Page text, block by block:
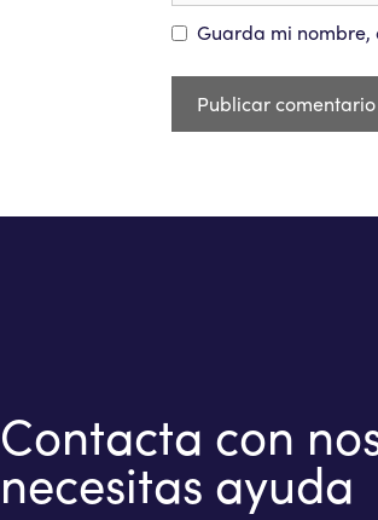
Guarda mi nombre,
Contacta con
necesitas ayuda